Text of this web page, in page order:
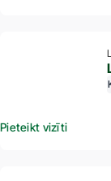
Pieteikt vizīti